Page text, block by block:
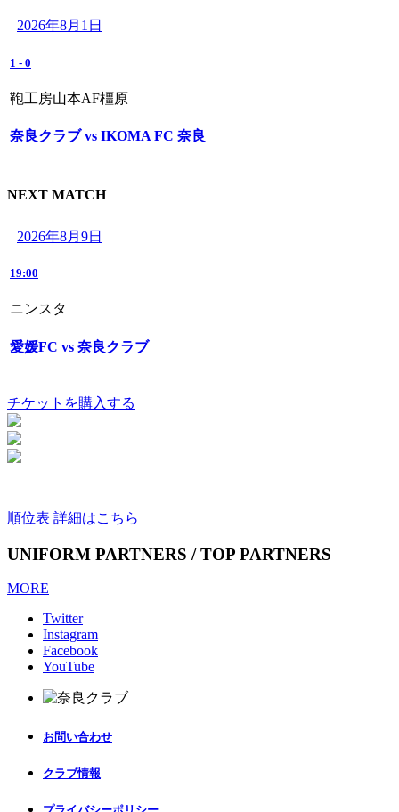
2026年8月1日
1 - 0
鞄工房山本AF橿原
奈良クラブ vs IKOMA FC 奈良
NEXT MATCH
2026年8月9日
19:00
ニンスタ
愛媛FC vs 奈良クラブ
チケットを購入する
順位表 詳細はこちら
UNIFORM PARTNERS / TOP PARTNERS
MORE
Twitter
Instagram
Facebook
YouTube
お問い合わせ
クラブ情報